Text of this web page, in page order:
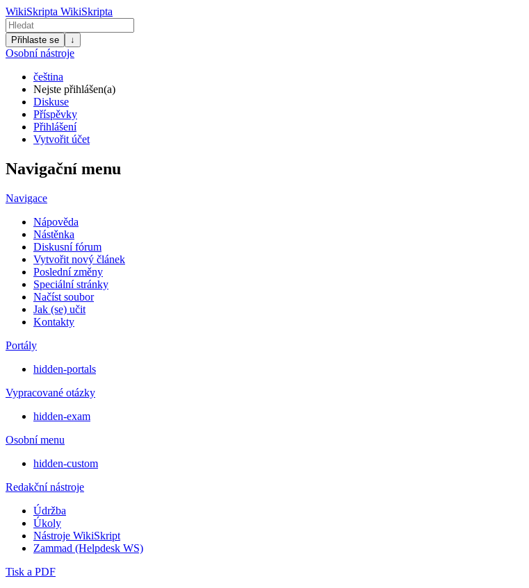
WikiSkripta WikiSkripta
Přihlaste se ↓
Osobní nástroje
čeština
Nejste přihlášen(a)
Diskuse
Příspěvky
Přihlášení
Vytvořit účet
Navigační menu
Navigace
Nápověda
Nástěnka
Diskusní fórum
Vytvořit nový článek
Poslední změny
Speciální stránky
Načíst soubor
Jak (se) učit
Kontakty
Portály
hidden-portals
Vypracované otázky
hidden-exam
Osobní menu
hidden-custom
Redakční nástroje
Údržba
Úkoly
Nástroje WikiSkript
Zammad (Helpdesk WS)
Tisk a PDF